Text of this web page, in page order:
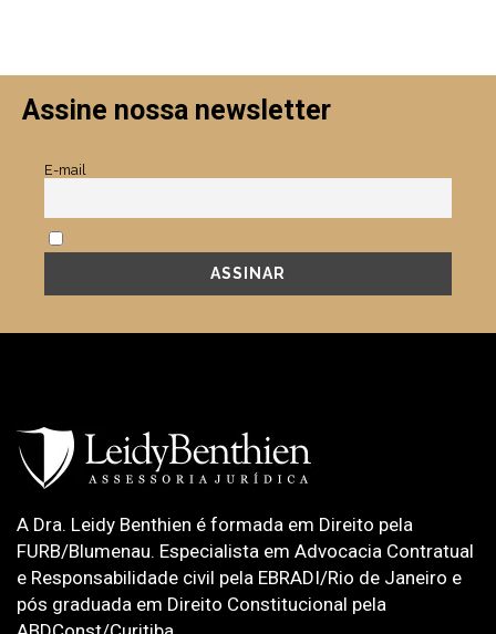
Assine nossa newsletter
E-mail
A Dra. Leidy Benthien é formada em Direito pela
FURB/Blumenau. Especialista em Advocacia Contratual
e Responsabilidade civil pela EBRADI/Rio de Janeiro e
pós graduada em Direito Constitucional pela